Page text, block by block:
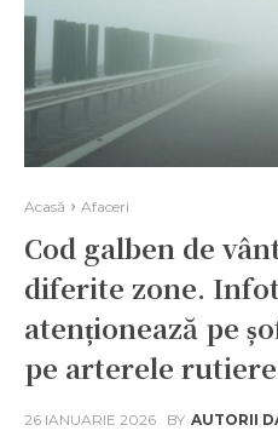
Acasă Afaceri
Cod galben de
diferite zone.
atenționează pe
pe arterele
26 IANUARIE 2026 BY AUTORII